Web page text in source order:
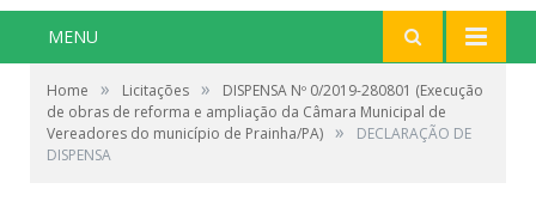
MENU
Home » Licitações »
DISPENSA Nº 0/2019-280801 (Execução
de obras de reforma e ampliação da Câmara Municipal de
Vereadores do município de Prainha/PA) »
DECLARAÇÃO DE
DISPENSA